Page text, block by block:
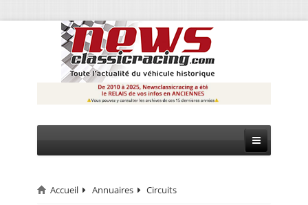
CIRCUIT
Accueil Annuaires Circuits